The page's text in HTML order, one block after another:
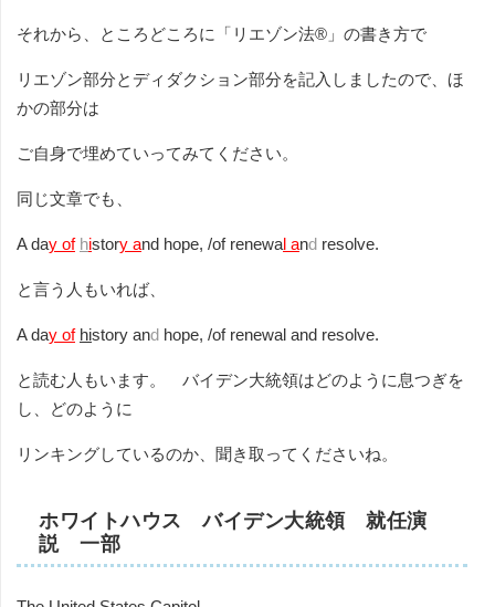
それから、ところどころに「リエゾン法®」の書き方で
リエゾン部分とディダクション部分を記入しましたので、ほ
かの部分は
ご自身で埋めていってみてください。
同じ文章でも、
A day of history and hope, /of renewal and resolve.
と言う人もいれば、
A day of history and hope, /of renewal and resolve.
と読む人もいます。 バイデン大統領はどのように息つぎを
し、どのように
リンキングしているのか、聞き取ってくださいね。
ホワイトハウス バイデン大統領 就任演
説 一部